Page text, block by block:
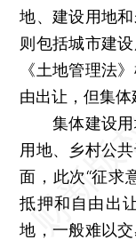
地、建设用地
则包括城市建
《土地管理法
由出让，但集体
集体建设用
用地、乡村公
面，此次“征求
抵押和自由出
地，一般难以